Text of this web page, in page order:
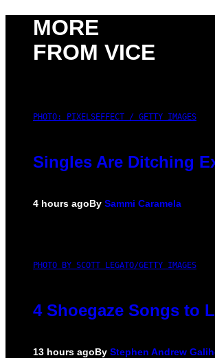
MORE
FROM VICE
PHOTO: PIXELSEFFECT / GETTY IMAGES
Singles Are Ditching
4 hours agoBy Sammi Caramela
PHOTO BY SCOTT LEGATO/GETTY IMAGES
4 Shoegaze Songs to
13 hours agoBy Stephen Andrew